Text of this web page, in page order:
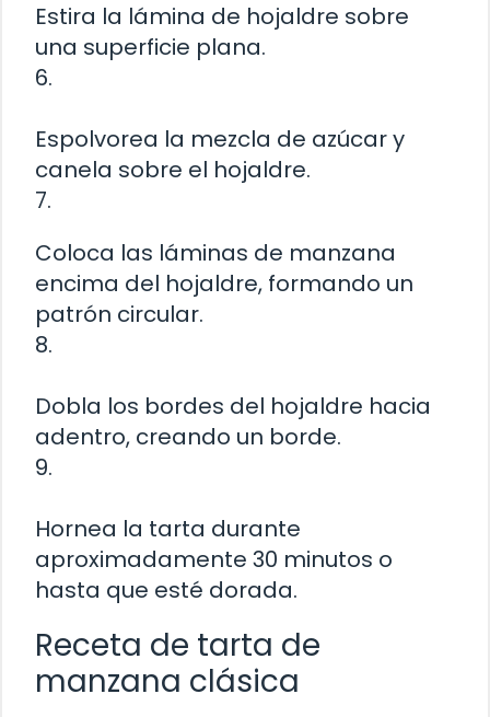
Estira la lámina de hojaldre sobre
una superficie plana.
6.
Espolvorea la mezcla de azúcar y
canela sobre el hojaldre.
7.
Coloca las láminas de manzana
encima del hojaldre, formando un
patrón circular.
8.
Dobla los bordes del hojaldre hacia
adentro, creando un borde.
9.
Hornea la tarta durante
aproximadamente 30 minutos o
hasta que esté dorada.
Receta de tarta de
manzana clásica